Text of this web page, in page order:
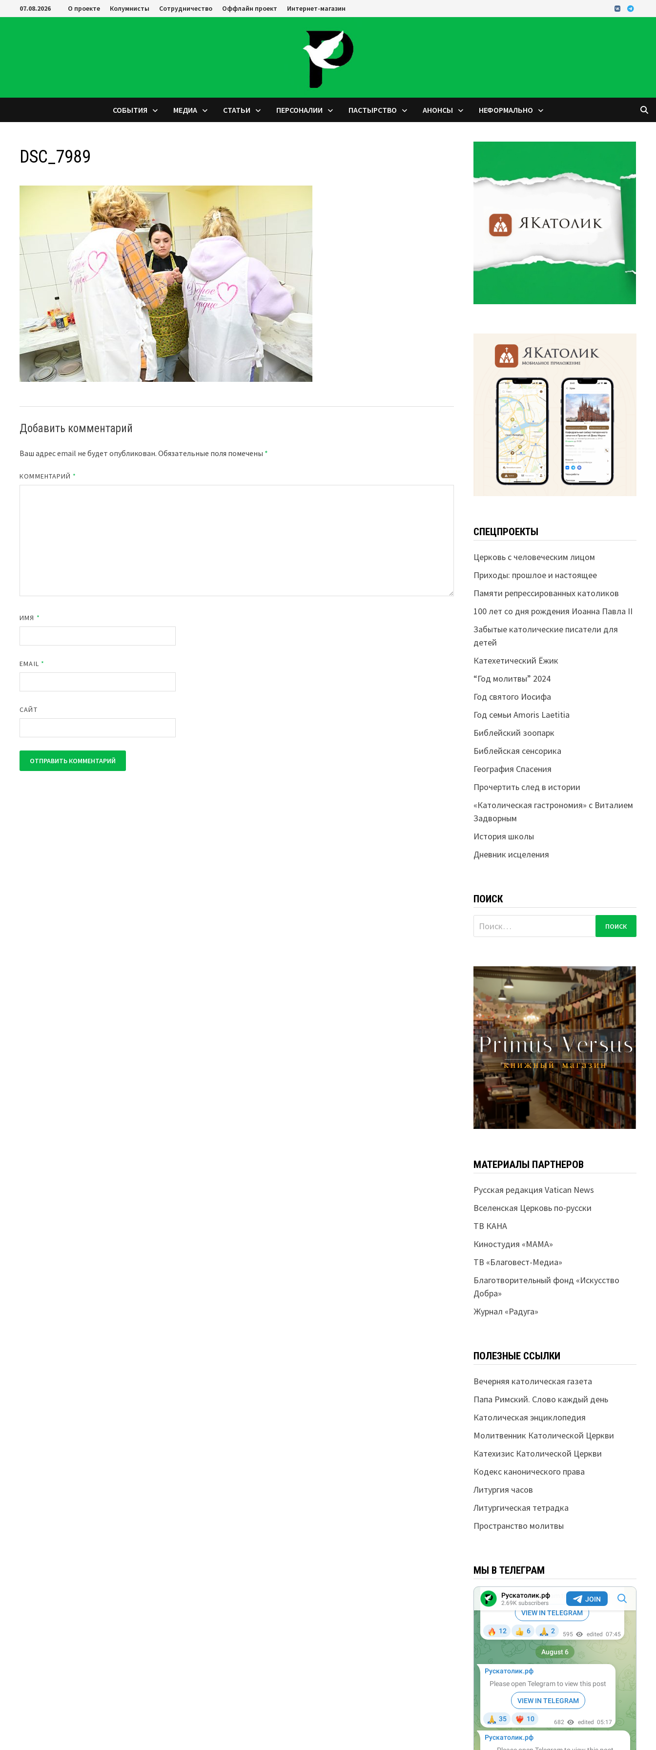
Перейти
к
07.08.2026 О проекте Колумнисты Сотрудничество Оффлайн проект Интернет-магазин
СОБЫТИЯ МЕДИА СТАТЬИ ПЕРСОНАЛИИ ПАСТЫРСТВО АНОНСЫ НЕФОРМАЛЬНО
DSC_7989
Добавить комментарий
Ваш адрес email не будет опубликован. Обязательные поля помечены *
КОММЕНТАРИЙ *
ИМЯ *
EMAIL *
САЙТ
СПЕЦПРОЕКТЫ
Церковь с человеческим лицом
Приходы: прошлое и настоящее
Памяти репрессированных католиков
100 лет со дня рождения Иоанна Павла II
Забытые католические писатели для
детей
Катехетический Ёжик
“Год молитвы” 2024
Год святого Иосифа
Год семьи Amoris Laetitia
Библейский зоопарк
Библейская сенсорика
География Спасения
Прочертить след в истории
«Католическая гастрономия» с Виталием
Задворным
История школы
Дневник исцеления
ПОИСК
Найти:
МАТЕРИАЛЫ ПАРТНЕРОВ
Русская редакция Vatican News
Вселенская Церковь по-русски
ТВ КАНА
Киностудия «МАМА»
ТВ «Благовест-Медиа»
Благотворительный фонд «Искусство
Добра»
Журнал «Радуга»
ПОЛЕЗНЫЕ ССЫЛКИ
Вечерняя католическая газета
Папа Римский. Слово каждый день
Католическая энциклопедия
Молитвенник Католической Церкви
Катехизис Католической Церкви
Кодекс канонического права
Литургия часов
Литургическая тетрадка
Пространство молитвы
МЫ В ТЕЛЕГРАМ